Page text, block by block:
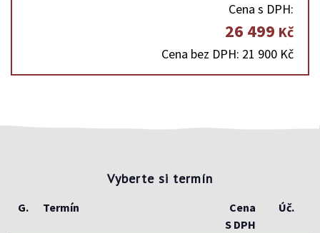
Cena s DPH:
26 499 Kč
Cena bez DPH: 21 900 Kč
Vyberte si termín
G. Termín
Cena
S DPH
Úč.